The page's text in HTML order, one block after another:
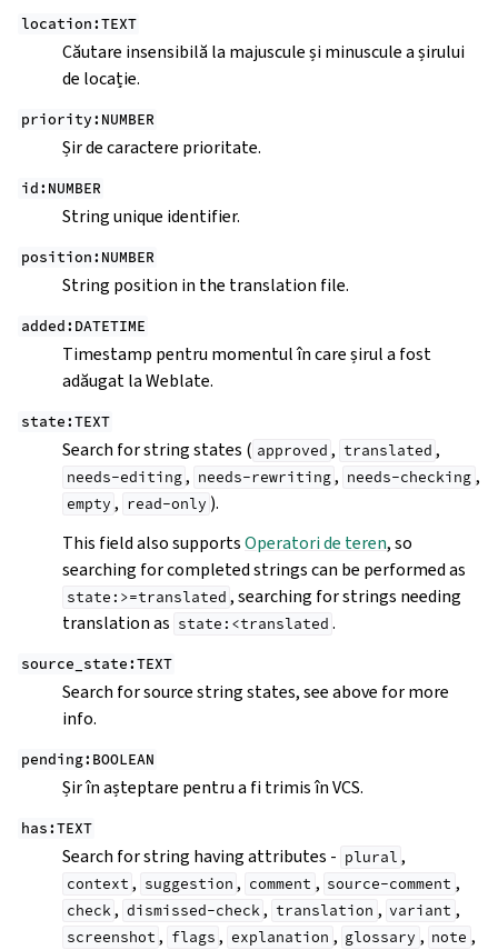
location:TEXT
Căutare insensibilă la majuscule și minuscule a șirului
de locație.
priority:NUMBER
Șir de caractere prioritate.
id:NUMBER
String unique identifier.
position:NUMBER
String position in the translation file.
added:DATETIME
Timestamp pentru momentul în care șirul a fost
adăugat la Weblate.
state:TEXT
Search for string states ( approved , translated ,
needs-editing , needs-rewriting , needs-checking ,
empty , read-only ).
This field also supportsOperatori de teren, so
searching for completed strings can be performed as
state:>=translated , searching for strings needing
translation as state:<translated .
source_state:TEXT
Search for source string states, see above for more
info.
pending:BOOLEAN
Șir în așteptare pentru a fi trimis în VCS.
has:TEXT
Search for string having attributes - plural ,
context , suggestion , comment , source-comment ,
check , dismissed-check , translation , variant ,
screenshot , flags , explanation , glossary , note ,